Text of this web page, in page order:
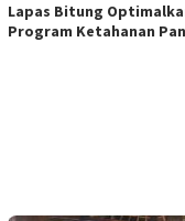
Lapas Bitung
Program Ketahanan